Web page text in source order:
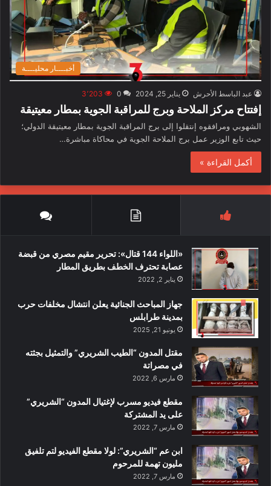
أخبــــار محليــــة
عبد الباسط الأحرش يناير 25, 2024 0 3٬203
إفتتاح مركز الملاحة وبرج للمراقبة الجوية بمطار معيتيقة
الشهوبي ومرافقوه إنتقلوا إلى برج المراقبة الجوية بمطار معيتيقة الدولي؛
حيث تابع الوزير عمل برج الملاحة الجوية في محاكاة مباشرة…
أكمل القراءة »
«اللواء 144 قتال»: تحرير مقيم مصري من قبضة
عصابة تحترف الخطف بطريق المطار
يناير 2, 2022
جهاز المباحث الجنائية يعلن انتشال مخلفات حرب
بمدينة طرابلس
يونيو 21, 2025
مقتل المدون “الطيب الشريري” والتمثيل بجثته
في مصراتة
مارس 6, 2022
مقطع فيديو مسرب لإغتيال المدون “الشريري”
على يد المشتركة
مارس 7, 2022
ابن عم “الشريري”: لولا مقطع الفيديو لتم تلفيق
مليون تهمة للمرحوم
مارس 7, 2022